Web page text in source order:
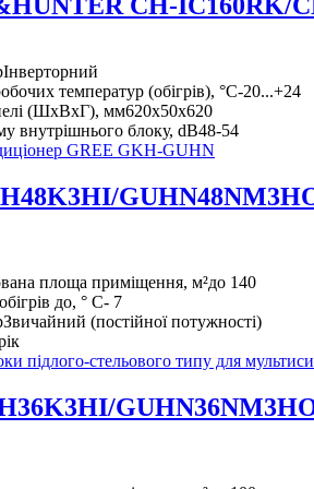
CH-IC160RK/
Інверторний
температур (обігрів), °С-20...+24
(ШхВхГ), мм620х50х620
внутрішнього блоку, dB48-54
площа приміщення, м²до 140
до, ° С- 7
Звичайний (постійної потужності)